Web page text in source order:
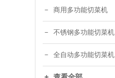
商用多功能切菜机
不锈钢多功能切菜机
全自动多功能切菜机